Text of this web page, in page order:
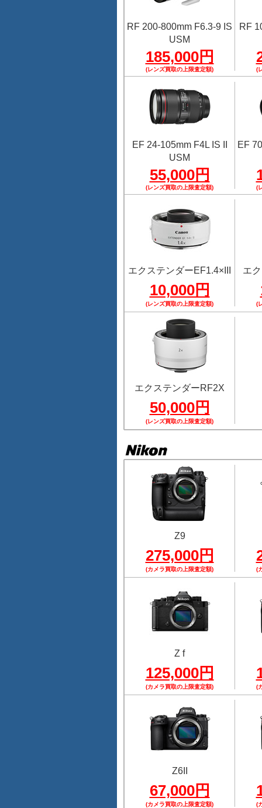
RF 200-800mm F6.3-9 IS
USM
185,000円
(レンズ買取の上限査定額)
RF
(
EF 24-105mm F4L IS II
USM
55,000円
(レンズ買取の上限査定額)
EF
(
エクステンダーEF1.4×III
10,000円
(レンズ買取の上限査定額)
エ
(
エクステンダーRF2X
50,000円
(レンズ買取の上限査定額)
Z9
275,000円
(カメラ買取の上限査定額) (
Z f
125,000円
(カメラ買取の上限査定額) (
Z6II
67,000円
(カメラ買取の上限査定額) (